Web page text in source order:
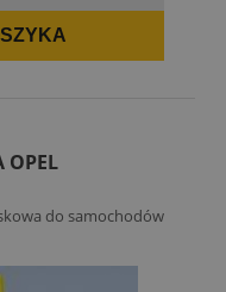
OPEL
do samochodów